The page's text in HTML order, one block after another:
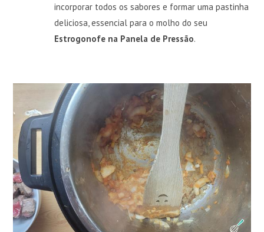
incorporar todos os sabores e formar uma pastinha
deliciosa, essencial para o molho do seu
Estrogonofe na Panela de Pressão.